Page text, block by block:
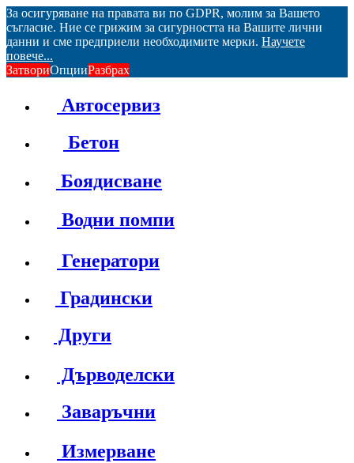
За осигуряване на правата ви по GDPR, молим за Вашето
съгласие. Ние се грижим за сигурността на Вашите лични
данни и сме предприели необходимите мерки. Научете
повече...
ЗатвориОпцииРазбрах
Автосервиз
Бетон
Боядисване
Водни помпи
Генератори
Градински
Други
Дърводелски
Заваръчни
Измерване